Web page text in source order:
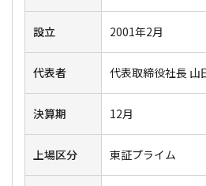
設立 2001年2月
代表者 代表取締役社長 山
決算期 12月
上場区分 東証プライム